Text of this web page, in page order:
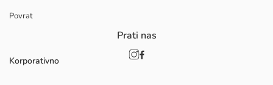
Povrat
Korporativno
Prati nas